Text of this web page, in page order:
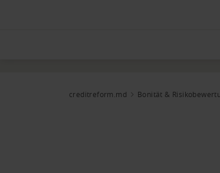
creditreform.md Bonität &